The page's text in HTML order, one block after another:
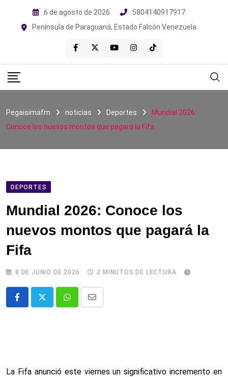
6 de agosto de 2026
5804140917917
Península de Paraguaná, Estado Falcón Venezuela
Pegaisimafm noticias Deportes
Mundial 2026:
Conoce los nuevos montos que pagará la Fifa
DEPORTES
Mundial 2026: Conoce los
nuevos montos que pagará la
Fifa
8 DE JUNIO DE 2026 2 MINUTOS DE LECTURA
WhatsappComparte
La Fifa anunció este viernes un significativo incremento en